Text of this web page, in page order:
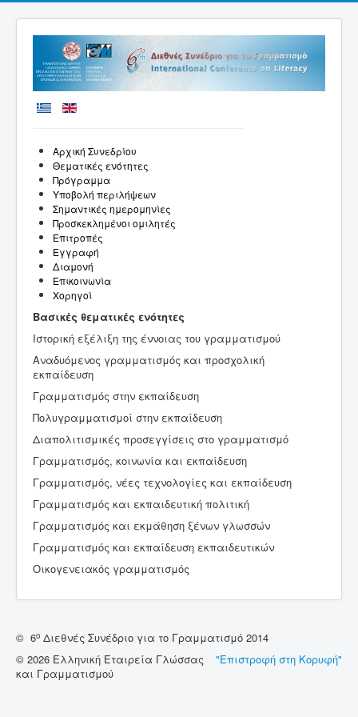
Αρχική Συνεδρίου
Θεματικές ενότητες
Πρόγραμμα
Υποβολή περιλήψεων
Σημαντικές ημερομηνίες
Προσκεκλημένοι ομιλητές
Επιτροπές
Εγγραφή
Διαμονή
Επικοινωνία
Χορηγοί
Βασικές θεματικές ενότητες
Ιστορική εξέλιξη της έννοιας του γραμματισμού
Αναδυόμενος γραμματισμός και προσχολική
εκπαίδευση
Γραμματισμός στην εκπαίδευση
Πολυγραμματισμοί στην εκπαίδευση
Διαπολιτισμικές προσεγγίσεις στο γραμματισμό
Γραμματισμός, κοινωνία και εκπαίδευση
Γραμματισμός, νέες τεχνολογίες και εκπαίδευση
Γραμματισμός και εκπαιδευτική πολιτική
Γραμματισμός και εκμάθηση ξένων γλωσσών
Γραμματισμός και εκπαίδευση εκπαιδευτικών
Οικογενειακός γραμματισμός
© 6ο Διεθνές Συνέδριο για το Γραμματισμό 2014
"Επιστροφή στη Κορυφή"
© 2026 Ελληνική Εταιρεία Γλώσσας
και Γραμματισμού